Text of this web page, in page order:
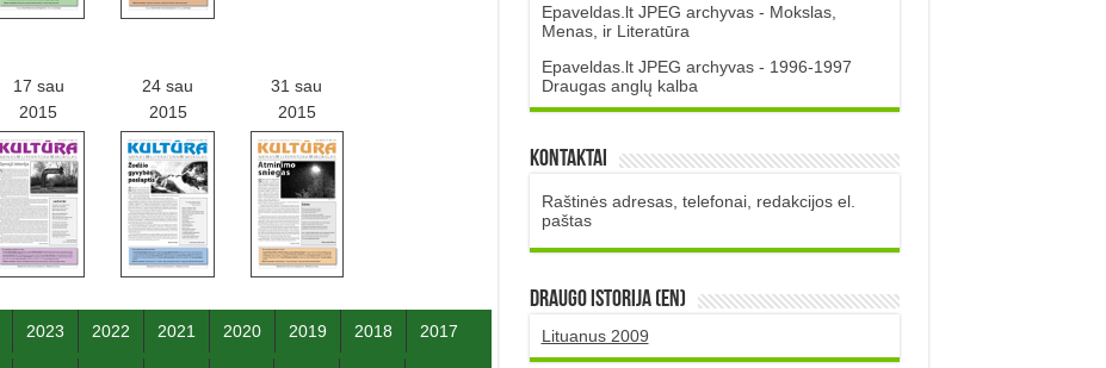
17 sau
2015
24 sau
2015
31 sau
2015
2023 2022 2021 2020 2019 2018 2017
Epaveldas.lt JPEG archyvas - Mokslas,
Menas, ir Literatūra
Epaveldas.lt JPEG archyvas - 1996-1997
Draugas anglų kalba
Kontaktai
Raštinės adresas, telefonai, redakcijos el.
paštas
DRAUGO istorija (EN)
Lituanus 2009